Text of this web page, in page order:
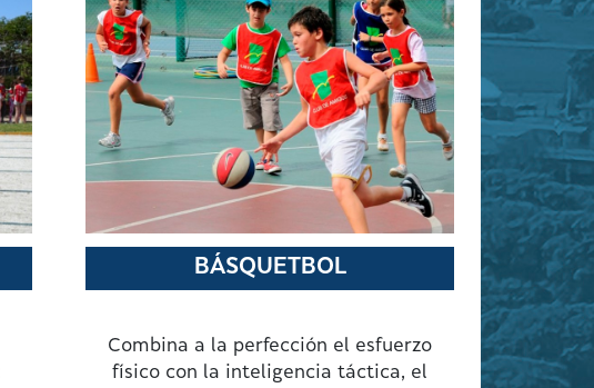
BÁSQUETBOL
Combina a la perfección el esfuerzo
físico con la inteligencia táctica, el